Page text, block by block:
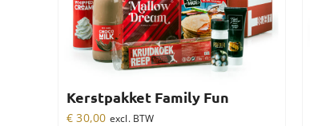
Kerstpakket Family Fun
€ 30,00 excl. BTW